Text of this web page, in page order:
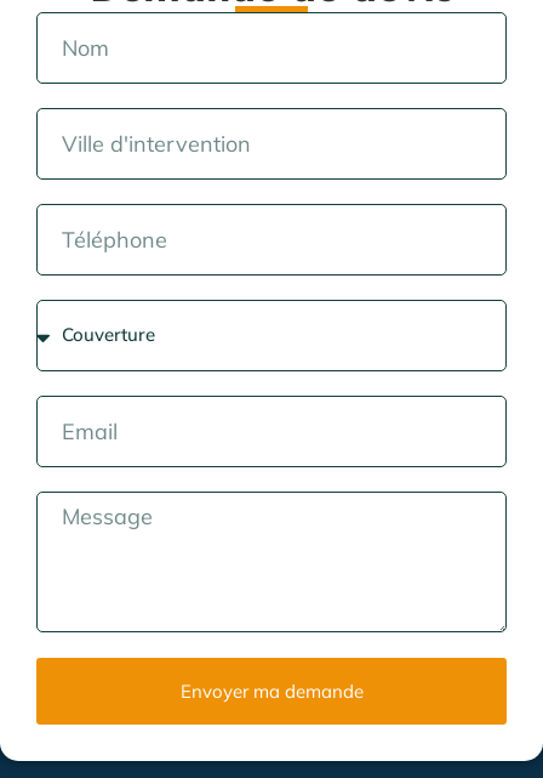
Envoyer ma demande